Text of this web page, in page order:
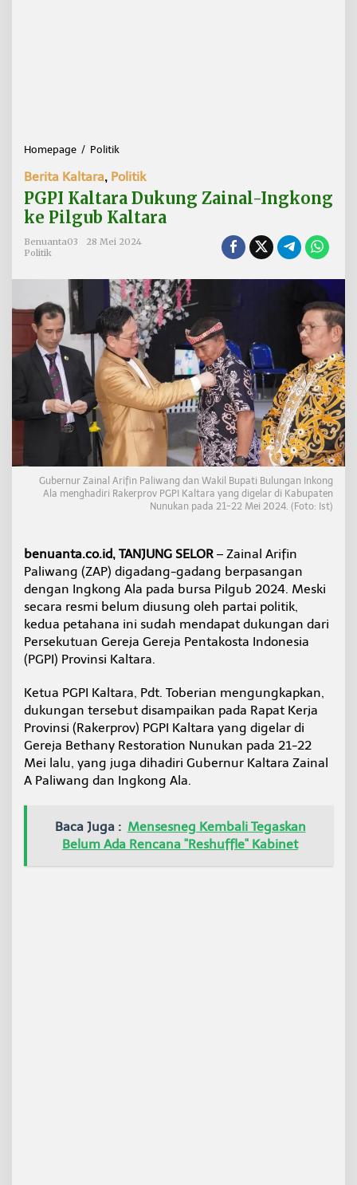
Homepage / Politik
P
I
K
a
r
a
D
u
k
u
n
g
Z
a
i
n
a
l
-
I
o
n
g
k
e
P
i
g
b
K
a
t
a
r
Berita Kaltara, Politik
PGPI Kaltara Dukung Zainal-Ingkong
ke Pilgub Kaltara
Benuanta03
28 Mei 2024
Politik
Gubernur Zainal Arifin Paliwang dan Wakil Bupati Bulungan Inkong
Ala menghadiri Rakerprov PGPI Kaltara yang digelar di Kabupaten
Nunukan pada 21-22 Mei 2024. (Foto: Ist)
benuanta.co.id, TANJUNG SELOR – Zainal Arifin
Paliwang (ZAP) digadang-gadang berpasangan
dengan Ingkong Ala pada bursa Pilgub 2024. Meski
secara resmi belum diusung oleh partai politik,
kedua petahana ini sudah mendapat dukungan dari
Persekutuan Gereja Gereja Pentakosta Indonesia
(PGPI) Provinsi Kaltara.
Ketua PGPI Kaltara, Pdt. Toberian mengungkapkan,
dukungan tersebut disampaikan pada Rapat Kerja
Provinsi (Rakerprov) PGPI Kaltara yang digelar di
Gereja Bethany Restoration Nunukan pada 21-22
Mei lalu, yang juga dihadiri Gubernur Kaltara Zainal
A Paliwang dan Ingkong Ala.
Baca Juga : Mensesneg Kembali Tegaskan
Belum Ada Rencana "Reshuffle" Kabinet